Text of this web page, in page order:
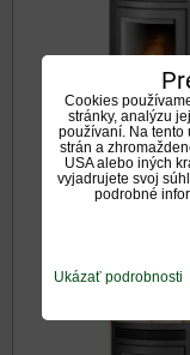
Cookies
stránky, analýzu
používaní. Na tento
strán a
USA alebo iných
vyjadrujete svoj
podrobné
Ukázať podrobnosti